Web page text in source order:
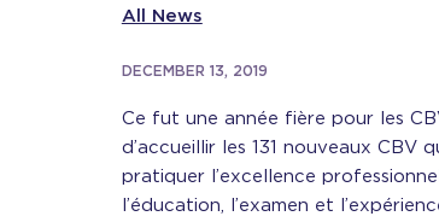
All News
DECEMBER 13, 2019
Ce fut une année fière pour les
d’accueillir les 131 nouveaux
pratiquer l’excellence
l’éducation, l’examen et